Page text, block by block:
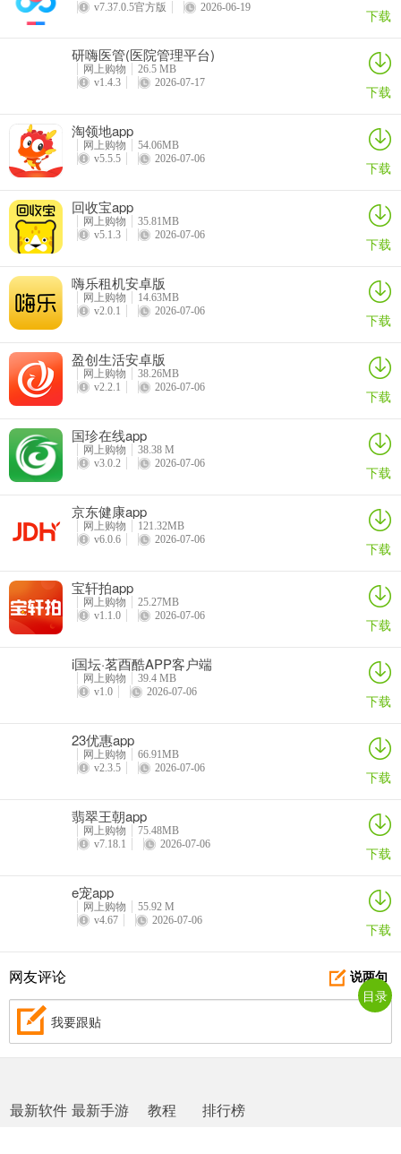
Excel表，1秒钟搞定，不再做无用功。数据安全也有保障，采用现代
iPhone、小米手机、华为产品、女士新款包包等应有尽有。甚至能一
键式办理信用卡，快速下卡还有很多优惠。更有携手各大主流教育机
构推出的编程、健身、舞蹈、瑜伽等教育课程，让在线教育更省心，
用户，松鼠宝app都能满足你的不少需求。
松鼠宝2026最新版本常见问题
问：松鼠宝2026最新版本有哪些新功能？
答：携手各大主流教育机构推出最新UI编程、健身、舞蹈、瑜伽等教
育课程，还有信用卡一键式办理、新开设商城分类等功能。
答：非常快捷，只要10s钟就可以录入一条生源线索，抛弃传统的纸
笔和繁琐的登记流程。
问：能否方便地导出线索管理模块数据？
答：支持在线索管理模块一键导出Excel表，只需1s，让你不再做重复
问：松鼠宝2026最新版本的数据安全如何保障？
手段对数据进行主动防护。
v7.37.0.5官方版
2026-06-19 下载
研嗨医管(医院管理平台)
网上购物
26.5 MB
v1.4.3
2026-07-17 下载
淘领地app
网上购物
54.06MB
v5.5.5
2026-07-06 下载
回收宝app
网上购物
35.81MB
v5.1.3
2026-07-06 下载
嗨乐租机安卓版
网上购物
14.63MB
v2.0.1
2026-07-06 下载
盈创生活安卓版
网上购物
38.26MB
v2.2.1
2026-07-06 下载
国珍在线app
网上购物
38.38 M
v3.0.2
2026-07-06 下载
京东健康app
网上购物
121.32MB
v6.0.6
2026-07-06 下载
宝轩拍app
网上购物
25.27MB
v1.1.0
2026-07-06 下载
i国坛·茗酉酷APP客户端
网上购物
39.4 MB
v1.0
2026-07-06 下载
23优惠app
网上购物
66.91MB
v2.3.5
2026-07-06 下载
翡翠王朝app
网上购物
75.48MB
v7.18.1
2026-07-06 下载
e宠app
网上购物
55.92 M
v4.67
2026-07-06 下载
说两句
网友评论
我要跟贴
最新软件 最新手游 教程 排行榜
目录